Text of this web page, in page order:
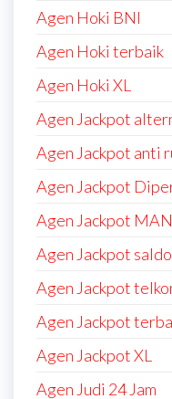
Agen Hoki BNI
Agen Hoki terbaik
Agen Hoki XL
Agen Jackpot
Agen Jackpot anti
Agen Jackpot
Agen Jackpot
Agen Jackpot
Agen Jackpot
Agen Jackpot
Agen Jackpot XL
Agen Judi 24 Jam